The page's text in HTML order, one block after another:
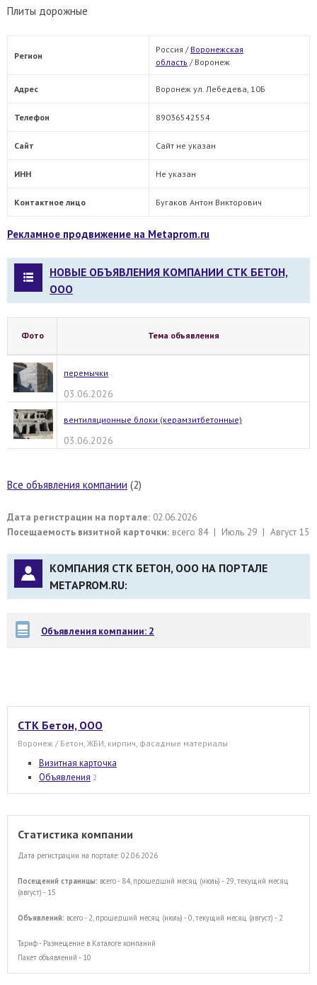
Плиты дорожные
Регион
Россия / Воронежская
область / Воронеж
Адрес Воронеж ул. Лебедева, 10Б
Телефон 89036542554
Сайт Сайт не указан
ИНН Не указан
Контактное лицо Бугаков Антон Викторович
Рекламное продвижение на Metaprom.ru
НОВЫЕ ОБЪЯВЛЕНИЯ КОМПАНИИ СТК БЕТОН,
ООО
Фото Тема объявления
перемычки
03.06.2026
вентиляционные блоки (керамзитбетонные)
03.06.2026
Все объявления компании (2)
Дата регистрации на портале: 02.06.2026
Посещаемость визитной карточки: всего 84 | Июль 29 | Август 15
КОМПАНИЯ СТК БЕТОН, ООО НА ПОРТАЛЕ
METAPROM.RU:
Объявления компании: 2
СТК Бетон, ООО
Воронеж / Бетон, ЖБИ, кирпич, фасадные материалы
Визитная карточка
Объявления 2
Статистика компании
Дата регистрации на портале: 02.06.2026
Посещений страницы: всего - 84, прошедший месяц (июль) - 29, текущий месяц
(август) - 15
Объявлений: всего - 2, прошедший месяц (июль) - 0, текущий месяц (август) - 2
Тариф - Размещение в Каталоге компаний
Пакет объявлений - 10